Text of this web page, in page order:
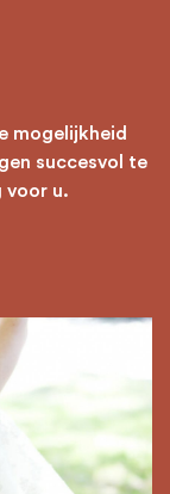
mogelijkheid
succesvol te
voor u.